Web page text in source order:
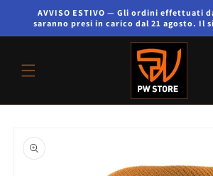
AVVISO ESTIVO — Gli ordini effettuati
saranno presi in carico dal 21 agosto. Il
informazioni
sul prodotto